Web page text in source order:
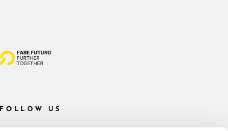
FOLLOW US